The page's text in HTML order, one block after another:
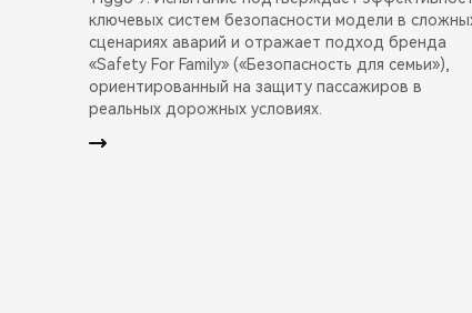
ключевых систем безопасности модели в
сценариях аварий и отражает подход бренда
«Safety For Family» («Безопасность для семьи»),
ориентированный на защиту пассажиров в
реальных дорожных условиях.